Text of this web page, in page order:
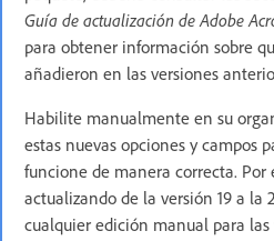
Guía de actualización de Adobe
para obtener información sobre
añadieron en las versiones
Habilite manualmente en su
estas nuevas opciones y campos
funcione de manera correcta. Por
actualizando de la versión 19 a la
cualquier edición manual para las